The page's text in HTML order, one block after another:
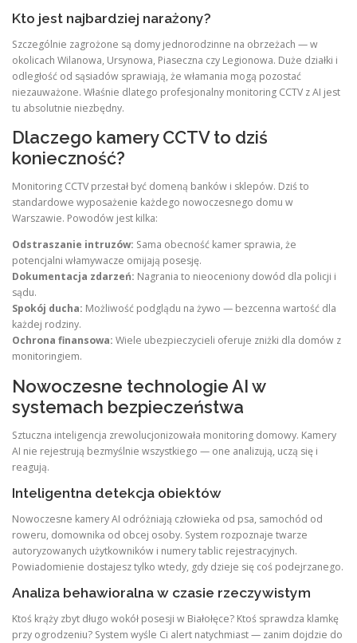
Kto jest najbardziej narażony?
Szczególnie zagrożone są domy jednorodzinne na obrzeżach — w
okolicach Wilanowa, Ursynowa, Piaseczna czy Legionowa. Duże działki i
odległość od sąsiadów sprawiają, że włamania mogą pozostać
niezauważone. Właśnie dlatego profesjonalny monitoring CCTV z AI jest
tu absolutnie niezbędny.
Dlaczego kamery CCTV to dziś
konieczność?
Monitoring CCTV przestał być domeną banków i sklepów. Dziś to
standardowe wyposażenie każdego nowoczesnego domu w
Warszawie. Powodów jest kilka:
Odstraszanie intruzów: Sama obecność kamer sprawia, że
potencjalni włamywacze omijają posesję.
Dokumentacja zdarzeń: Nagrania to nieoceniony dowód dla policji i
sądu.
Spokój ducha: Możliwość podglądu na żywo — bezcenna wartość dla
każdej rodziny.
Ochrona finansowa: Wiele ubezpieczycieli oferuje zniżki dla domów z
monitoringiem.
Nowoczesne technologie AI w
systemach bezpieczeństwa
Sztuczna inteligencja zrewolucjonizowała monitoring domowy. Kamery
AI nie rejestrują bezmyślnie wszystkiego — one analizują, uczą się i
reagują.
Inteligentna detekcja obiektów
Nowoczesne kamery AI odróżniają człowieka od psa, samochód od
roweru, domownika od obcej osoby. System rozpoznaje twarze
autoryzowanych użytkowników i numery tablic rejestracyjnych.
Powiadomienie dostajesz tylko wtedy, gdy dzieje się coś podejrzanego.
Analiza behawioralna w czasie rzeczywistym
Ktoś krąży zbyt długo wokół posesji w Białołęce? Ktoś sprawdza klamkę
przy ogrodzeniu? System wyśle Ci alert natychmiast — zanim dojdzie do